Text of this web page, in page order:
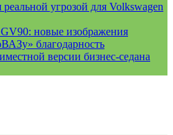
угрозой для Volkswagen
новые изображения
благодарность
версии бизнес-седана